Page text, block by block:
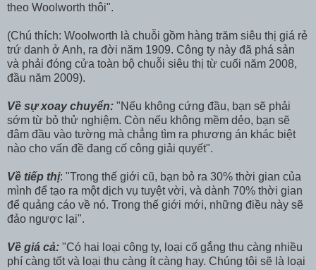
theo Woolworth thôi".
(Chú thích: Woolworth là chuỗi gồm hàng trăm siêu thị giá rẻ
trứ danh ở Anh, ra đời năm 1909. Công ty này đã phá sản
và phải đóng cửa toàn bộ chuỗi siêu thị từ cuối năm 2008,
đầu năm 2009).
Về sự xoay chuyển: "Nếu không cứng đầu, bạn sẽ phải
sớm từ bỏ thử nghiệm. Còn nếu không mềm dẻo, bạn sẽ
đâm đầu vào tường mà chẳng tìm ra phương án khác biệt
nào cho vấn đề đang cố công giải quyết".
Về tiếp thị: "Trong thế giới cũ, bạn bỏ ra 30% thời gian của
mình để tạo ra một dịch vụ tuyệt vời, và dành 70% thời gian
để quảng cáo về nó. Trong thế giới mới, những điều này sẽ
đảo ngược lại".
Về giá cả: "Có hai loại công ty, loại cố gắng thu càng nhiều
phí càng tốt và loại thu càng ít càng hay. Chúng tôi sẽ là loại